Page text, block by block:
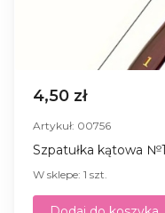
4,50 zł
Artykuł: 00756
Szpatułka kątowa
W sklepe: 1 szt.